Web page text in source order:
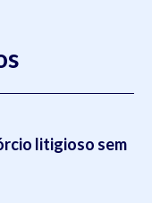
litigioso sem